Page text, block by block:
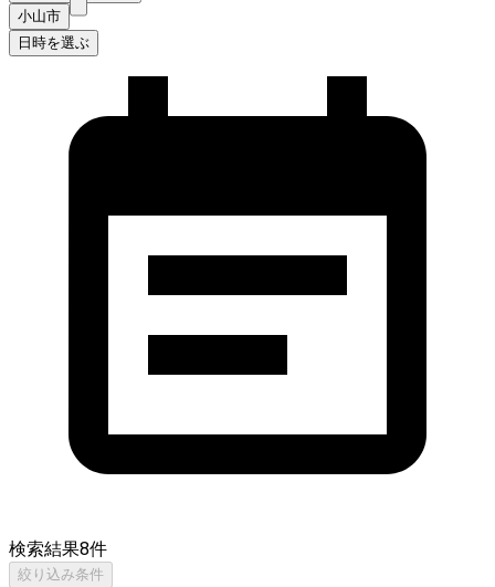
小山市
日時を選ぶ
検索結果8件
絞り込み条件